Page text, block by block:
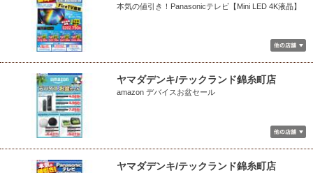
本気の値引き！Panasonicテレビ【Mini LED 4K液晶】
ヤマダデンキ/テックランド錦糸町店
amazon デバイスお盆セール
ヤマダデンキ/テックランド錦糸町店